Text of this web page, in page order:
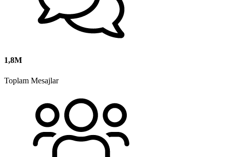
1,8M
Toplam Mesajlar